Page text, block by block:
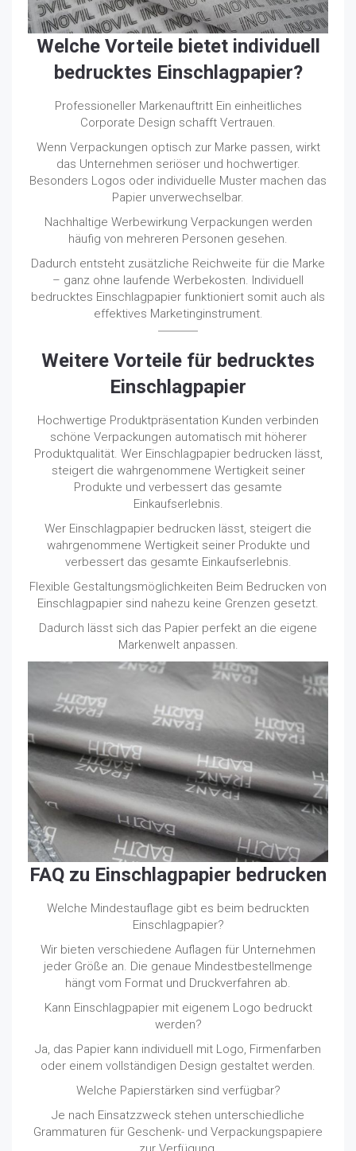
Welche Vorteile bietet individuell
bedrucktes Einschlagpapier?
Professioneller Markenauftritt Ein einheitliches
Corporate Design schafft Vertrauen.
Wenn Verpackungen optisch zur Marke passen, wirkt
das Unternehmen seriöser und hochwertiger.
Besonders Logos oder individuelle Muster machen das
Papier unverwechselbar.
Nachhaltige Werbewirkung Verpackungen werden
häufig von mehreren Personen gesehen.
Dadurch entsteht zusätzliche Reichweite für die Marke
– ganz ohne laufende Werbekosten. Individuell
bedrucktes Einschlagpapier funktioniert somit auch als
effektives Marketinginstrument.
Weitere Vorteile für bedrucktes
Einschlagpapier
Hochwertige Produktpräsentation Kunden verbinden
schöne Verpackungen automatisch mit höherer
Produktqualität. Wer Einschlagpapier bedrucken lässt,
steigert die wahrgenommene Wertigkeit seiner
Produkte und verbessert das gesamte
Einkaufserlebnis.
Wer Einschlagpapier bedrucken lässt, steigert die
wahrgenommene Wertigkeit seiner Produkte und
verbessert das gesamte Einkaufserlebnis.
Flexible Gestaltungsmöglichkeiten Beim Bedrucken von
Einschlagpapier sind nahezu keine Grenzen gesetzt.
Dadurch lässt sich das Papier perfekt an die eigene
Markenwelt anpassen.
FAQ zu Einschlagpapier bedrucken
Welche Mindestauflage gibt es beim bedruckten
Einschlagpapier?
Wir bieten verschiedene Auflagen für Unternehmen
jeder Größe an. Die genaue Mindestbestellmenge
hängt vom Format und Druckverfahren ab.
Kann Einschlagpapier mit eigenem Logo bedruckt
werden?
Ja, das Papier kann individuell mit Logo, Firmenfarben
oder einem vollständigen Design gestaltet werden.
Welche Papierstärken sind verfügbar?
Je nach Einsatzzweck stehen unterschiedliche
Grammaturen für Geschenk- und Verpackungspapiere